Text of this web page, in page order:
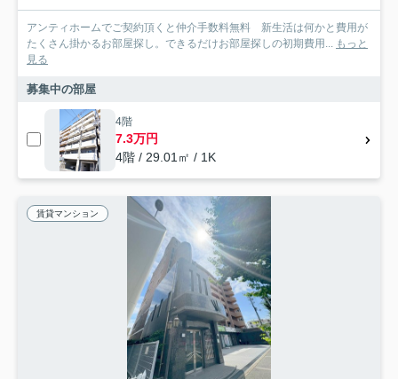
アンティホームでご契約頂くと仲介手数料無料 新生活は何かと費用が
たくさん掛かるお部屋探し。できるだけお部屋探しの初期費用...
もっと
見る
募集中の部屋
4階
7.3万円
4階 / 29.01㎡ / 1K
賃貸マンション